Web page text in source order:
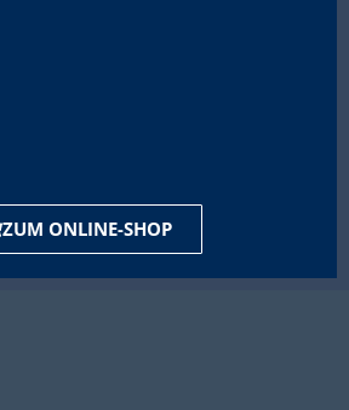
ZUM ONLINE-SHOP